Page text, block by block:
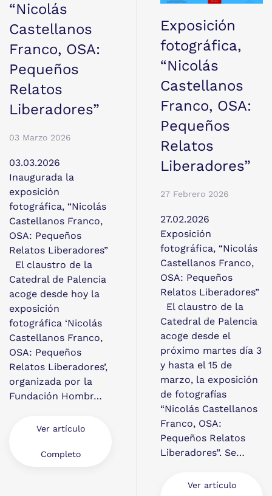
“Nicolás
Castellanos
Franco, OSA:
Pequeños
Relatos
Liberadores”
03 Marzo 2026
03.03.2026
Inaugurada la
exposición
fotográfica, “Nicolás
Castellanos Franco,
OSA: Pequeños
Relatos Liberadores”
El claustro de la
Catedral de Palencia
acoge desde hoy la
exposición
fotográfica ‘Nicolás
Castellanos Franco,
OSA: Pequeños
Relatos Liberadores’,
organizada por la
Fundación Hombr…
Ver artículo
Completo
Exposición
fotográfica,
“Nicolás
Castellanos
Franco, OSA:
Pequeños
Relatos
Liberadores”
27 Febrero 2026
27.02.2026
Exposición
fotográfica, “Nicolás
Castellanos Franco,
OSA: Pequeños
Relatos Liberadores”
El claustro de la
Catedral de Palencia
acoge desde el
próximo martes día 3
y hasta el 15 de
marzo, la exposición
de fotografías
“Nicolás Castellanos
Franco, OSA:
Pequeños Relatos
Liberadores”. Se…
Ver artículo